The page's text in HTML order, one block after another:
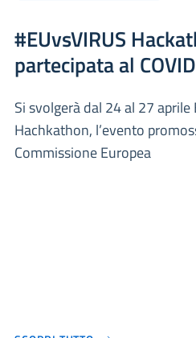
#EUvsVIRUS
partecipata al
Si svolgerà dal 24 al 27 aprile
Hachkathon, l’evento
Commissione Europea